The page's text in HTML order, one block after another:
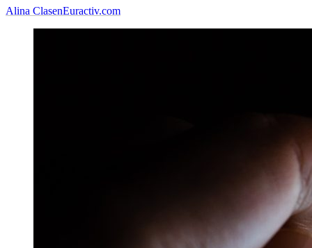
Alina ClasenEuractiv.com